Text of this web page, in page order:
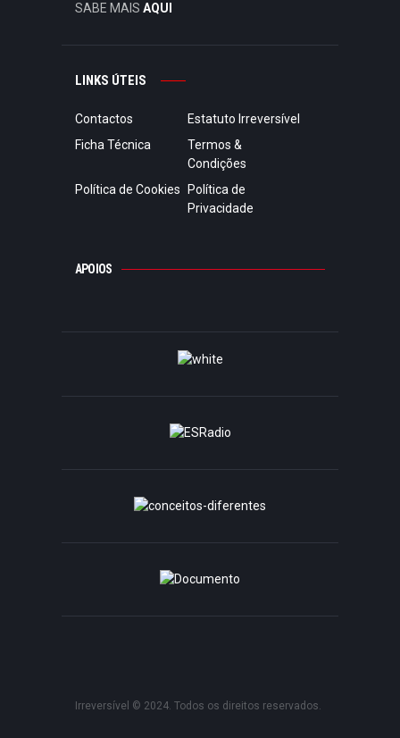
SABE MAIS AQUI
LINKS ÚTEIS
Contactos
Estatuto Irreversível
Ficha Técnica
Termos &
Condições
Política de Cookies
Política de
Privacidade
APOIOS
Irreversível © 2024. Todos os direitos reservados.